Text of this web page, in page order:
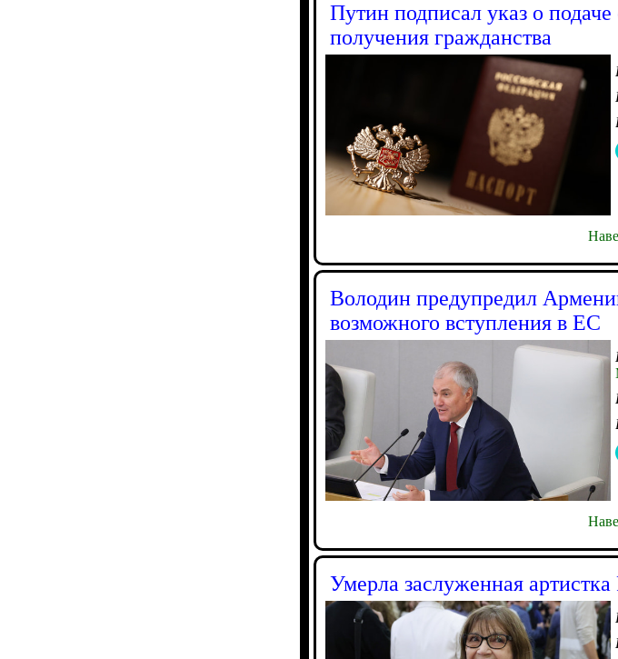
Путин подписал указ о
получения гражданства
Володин предупредил
возможного вступления в ЕС
Умерла заслуженная